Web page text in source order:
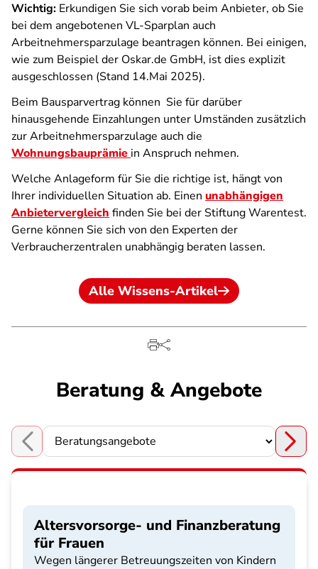
Wichtig: Erkundigen Sie sich vorab beim Anbieter, ob Sie
bei dem angebotenen VL-Sparplan auch
Arbeitnehmersparzulage beantragen können. Bei einigen,
wie zum Beispiel der Oskar.de GmbH, ist dies explizit
ausgeschlossen (Stand 14.Mai 2025).
Beim Bausparvertrag können Sie für darüber
hinausgehende Einzahlungen unter Umständen zusätzlich
zur Arbeitnehmersparzulage auch die
Wohnungsbauprämie in Anspruch nehmen.
Welche Anlageform für Sie die richtige ist, hängt von
Ihrer individuellen Situation ab. Einen unabhängigen
Anbietervergleich finden Sie bei der Stiftung Warentest.
Gerne können Sie sich von den Experten der
Verbraucherzentralen unabhängig beraten lassen.
Alle Wissens-Artikel
Beratung & Angebote
Choose a section
Altersvorsorge- und Finanzberatung
für Frauen
Wegen längerer Betreuungszeiten von Kindern